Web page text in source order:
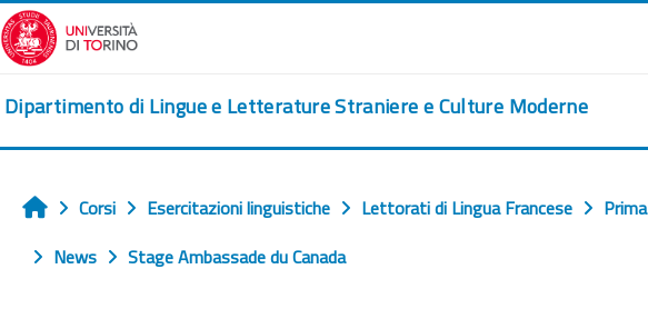
Vai al contenuto principale
Dipartimento di Lingue e Letterature Straniere e Culture Moderne
Home
Corsi Esercitazioni linguistiche Lettorati di Lingua Francese
News
Stage Ambassade du Canada